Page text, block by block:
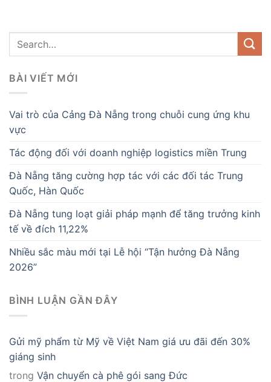
BÀI VIẾT MỚI
Vai trò của Cảng Đà Nẵng trong chuỗi cung ứng khu
vực
Tác động đối với doanh nghiệp logistics miền Trung
Đà Nẵng tăng cường hợp tác với các đối tác Trung
Quốc, Hàn Quốc
Đà Nẵng tung loạt giải pháp mạnh để tăng trưởng kinh
tế về đích 11,22%
Nhiều sắc màu mới tại Lễ hội “Tận hưởng Đà Nẵng
2026”
BÌNH LUẬN GẦN ĐÂY
Gửi mỹ phẩm từ Mỹ về Việt Nam giá ưu đãi đến 30%
giáng sinh
trong Vận chuyển cà phê gói sang Đức